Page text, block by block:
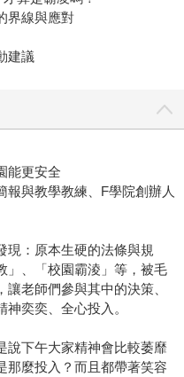
界線與應對
建議
能更安全
報與教學教練、F學院創辦人
現：原本生硬的法條與規
」、「校園霸淩」等，被毛
老師們參與其中的決策、
奕奕、全心投入。
說下午大家精神會比較萎靡
那麼投入？而且都帶著笑容